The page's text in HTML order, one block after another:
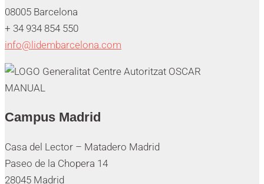
08005 Barcelona
+ 34 934 854 550
info@lidembarcelona.com
Campus Madrid
Casa del Lector – Matadero Madrid
Paseo de la Chopera 14
28045 Madrid